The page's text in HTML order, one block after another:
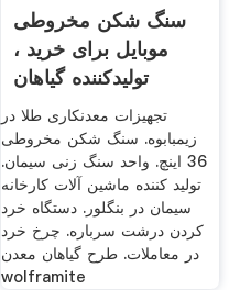
سنگ شکن مخروطی
موبایل برای خرید ،
تولیدکننده گیاهان
سودمند مس
تجهیزات معدنکاری طلا در
زیمبابوه. سنگ شکن مخروطی
36 اینچ. واحد سنگ زنی سیمان.
تولید کننده ماشین آلات کارخانه
سیمان در بنگلور. دستگاه خرد
کردن درشت سرباره. چرخ خرد
در معاملات. طرح گیاهان معدن
wolframite